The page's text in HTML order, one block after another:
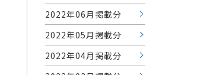
2022年06月掲載分
2022年05月掲載分
2022年04月掲載分